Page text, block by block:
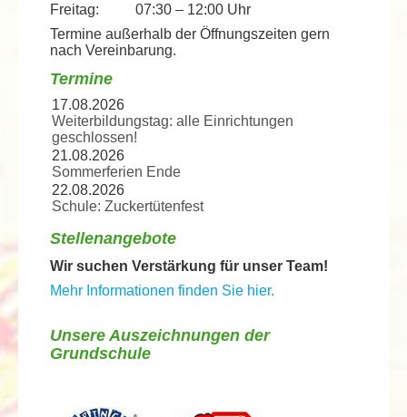
Freitag: 07:30 – 12:00 Uhr
Termine außerhalb der Öffnungszeiten gern
nach Vereinbarung.
Termine
17.08.2026
Weiterbildungstag: alle Einrichtungen
geschlossen!
21.08.2026
Sommerferien Ende
22.08.2026
Schule: Zuckertütenfest
Stellenangebote
Wir suchen Verstärkung für unser Team!
Mehr Informationen finden Sie hier.
Unsere Auszeichnungen der
Grundschule